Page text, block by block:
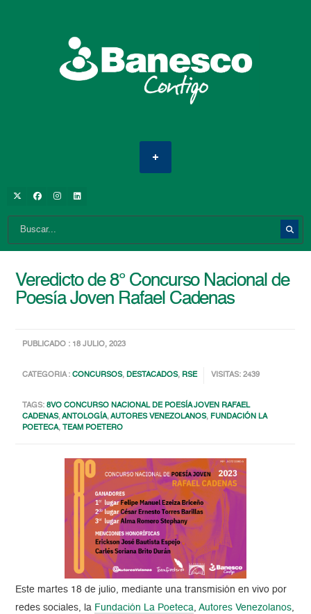
Veredicto de 8° Concurso Nacional de
Poesía Joven Rafael Cadenas
PUBLICADO : 18 JULIO, 2023
CATEGORIA :CONCURSOS,DESTACADOS, RSE VISITAS: 2439
TAGS:8VO CONCURSO NACIONAL DE POESÍA JOVEN RAFAEL
CADENAS,ANTOLOGÍA,AUTORES VENEZOLANOS, FUNDACIÓN LA
POETECA, TEAM POETERO
Este martes 18 de julio, mediante una transmisión en vivo por
redes sociales, la Fundación La Poeteca,Autores Venezolanos,